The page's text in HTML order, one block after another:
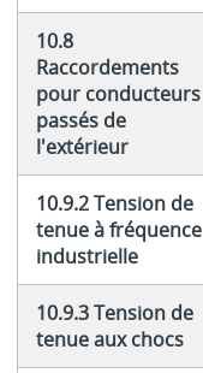
10.8
Raccordements
pour conducteurs
passés de
l'extérieur
10.9.2 Tension de
tenue à fréquence
industrielle
10.9.3 Tension de
tenue aux chocs